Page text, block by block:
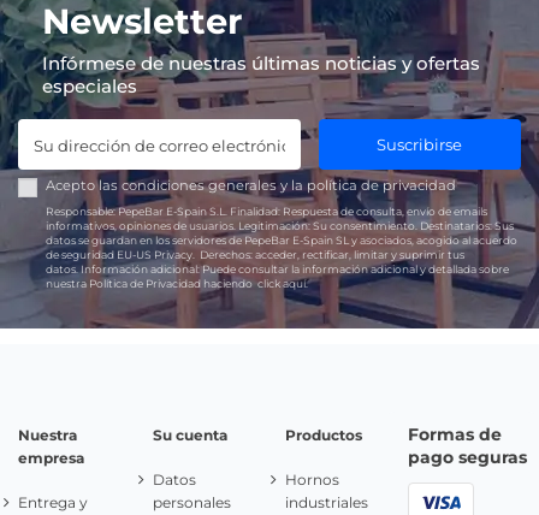
Newsletter
Infórmese de nuestras últimas noticias y ofertas
especiales
Suscribirse
Acepto las condiciones generales y lapolítica de privacidad
Responsable:PepeBar E-Spain S.L. Finalidad: Respuesta de consulta, envío de emails
informativos, opiniones de usuarios. Legitimación: Su consentimiento. Destinatarios:Sus
datos se guardan en los servidores de PepeBar E-Spain SL y asociados, acogido al acuerdo
de seguridad EU-US Privacy. Derechos: acceder, rectificar, limitar y suprimir tus
datos.Información adicional:Puede consultar la información adicional y detallada sobre
nuestra Política de Privacidad haciendoclick aquí.
Nuestra
empresa
Entrega y
Su cuenta
Datos
personales
Productos
Hornos
industriales
Formas de
pago seguras